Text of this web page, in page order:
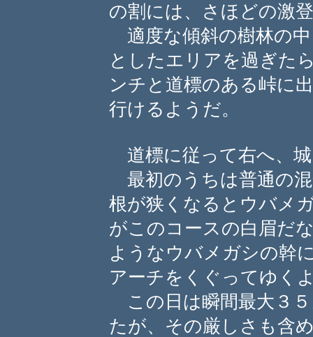
の割には、さほどの激
適度な傾斜の樹林の
としたエリアを過ぎた
ンチと道標のある峠に
行けるようだ。
道標に従って右へ、
最初のうちは普通の
根が狭くなるとウバメ
がこのコースの白眉だ
ようなウバメガシの幹
アーチをくぐってゆく
この日は瞬間最大３
たが、その厳しさも含